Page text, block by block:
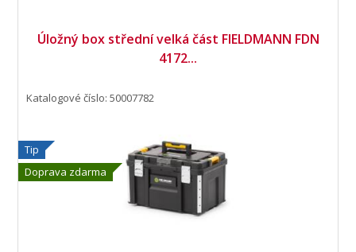
Úložný box střední velká část FIELDMANN FDN
4172...
Tip
Doprava zdarma
Katalogové číslo: 50007782